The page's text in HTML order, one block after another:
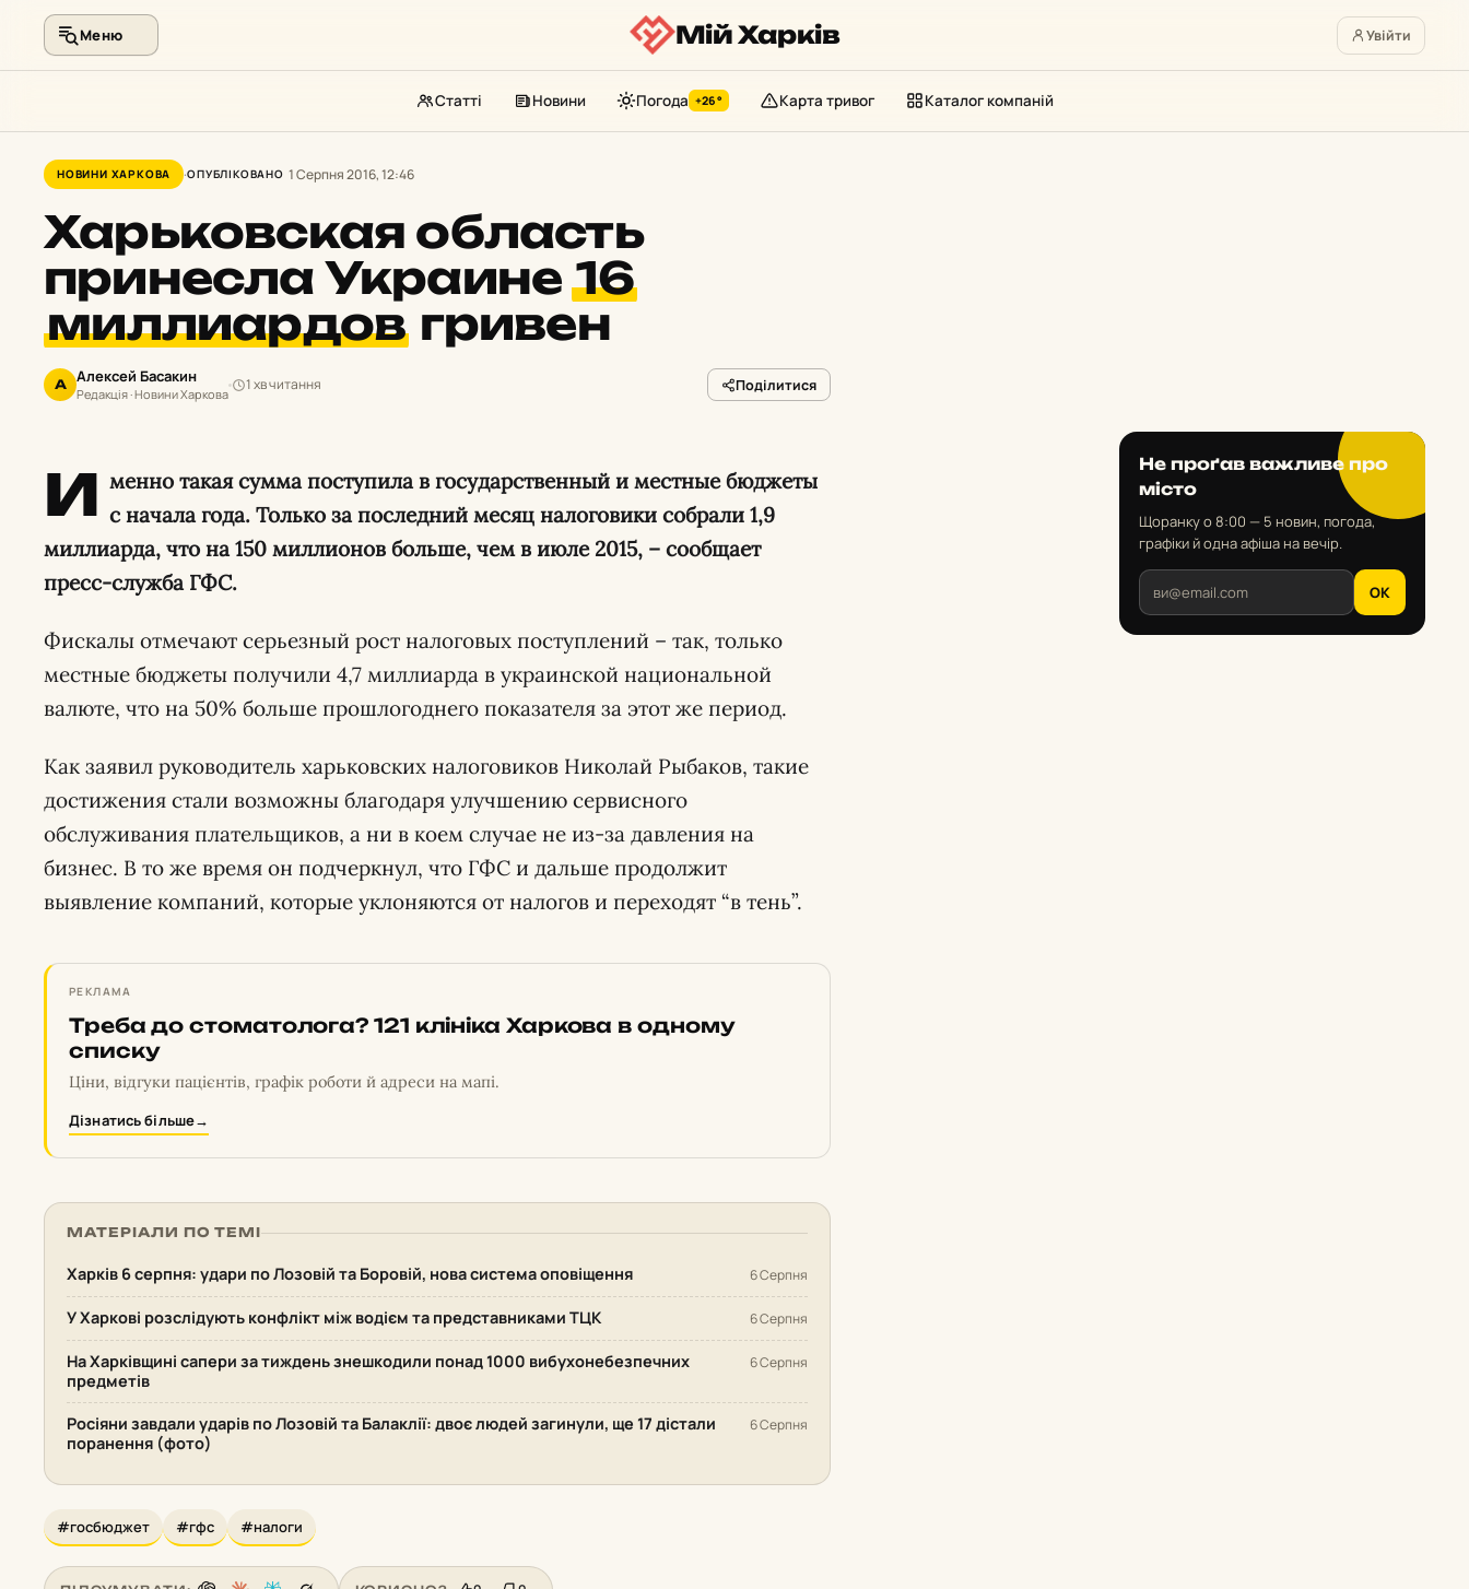
контенту
Меню Мій Харків Увійти
Статті Новини Погода +26° Карта тривог Каталог компаній
НОВИНИ ХАРКОВА ОПУБЛІКОВАНО 1 Серпня 2016, 12:46
Харьковская область
принесла Украине16
миллиардов гривен
А Алексей Басакин
Редакція · Новини Харкова
1 хв читання Поділитися
И менно такая сумма поступила в государственный и местные бюджеты
с начала года. Только за последний месяц налоговики собрали 1,9
миллиарда, что на 150 миллионов больше, чем в июле 2015, – сообщает
пресс-служба ГФС.
Фискалы отмечают серьезный рост налоговых поступлений – так, только
местные бюджеты получили 4,7 миллиарда в украинской национальной
валюте, что на 50% больше прошлогоднего показателя за этот же период.
Как заявил руководитель харьковских налоговиков Николай Рыбаков, такие
достижения стали возможны благодаря улучшению сервисного
обслуживания плательщиков, а ни в коем случае не из-за давления на
бизнес. В то же время он подчеркнул, что ГФС и дальше продолжит
выявление компаний, которые уклоняются от налогов и переходят “в тень”.
РЕКЛАМА
Треба до стоматолога? 121 клініка Харкова в одному
списку
Ціни, відгуки пацієнтів, графік роботи й адреси на мапі.
Дізнатись більше→
МАТЕРІАЛИ ПО ТЕМІ
Харків 6 серпня: удари по Лозовій та Боровій, нова система оповіщення 6 Серпня
У Харкові розслідують конфлікт між водієм та представниками ТЦК 6 Серпня
На Харківщині сапери за тиждень знешкодили понад 1000 вибухонебезпечних
предметів
6 Серпня
Росіяни завдали ударів по Лозовій та Балаклії: двоє людей загинули, ще 17 дістали
поранення (фото)
6 Серпня
#госбюджет #гфс #налоги
Не проґав важливе про
місто
Щоранку о 8:00 — 5 новин, погода,
графіки й одна афіша на вечір.
OK